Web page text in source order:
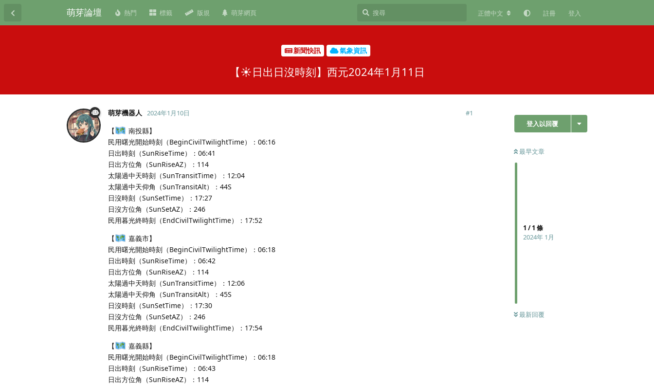
萌芽論壇 熱門 標籤 版規 萌芽網頁 正體中文 註冊 登入
新聞快訊 氣象資訊
【☀️日出日沒時刻】西元2024年1月11日
登入以回覆
最早文章
1 /1 條
2024年 1月
最新回覆
萌芽機器人 2024年1月10日 #1
【
南投縣】
民用曙光開始時刻（BeginCivilTwilightTime）：06:16
日出時刻（SunRiseTime）：06:41
日出方位角（SunRiseAZ）：114
太陽過中天時刻（SunTransitTime）：12:04
太陽過中天仰角（SunTransitAlt）：44S
日沒時刻（SunSetTime）：17:27
日沒方位角（SunSetAZ）：246
民用暮光終時刻（EndCivilTwilightTime）：17:52
【
嘉義市】
民用曙光開始時刻（BeginCivilTwilightTime）：06:18
日出時刻（SunRiseTime）：06:42
日出方位角（SunRiseAZ）：114
太陽過中天時刻（SunTransitTime）：12:06
太陽過中天仰角（SunTransitAlt）：45S
日沒時刻（SunSetTime）：17:30
日沒方位角（SunSetAZ）：246
民用暮光終時刻（EndCivilTwilightTime）：17:54
【
嘉義縣】
民用曙光開始時刻（BeginCivilTwilightTime）：06:18
日出時刻（SunRiseTime）：06:43
日出方位角（SunRiseAZ）：114